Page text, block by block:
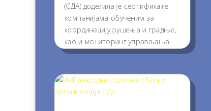
(СДА) доделила је сертификате
компанијама обученим за
координацију рушења и градње,
као и мониторинг управљања
материјалом који настаје
радова. За нас је ова обука од
пресудног значаја за...